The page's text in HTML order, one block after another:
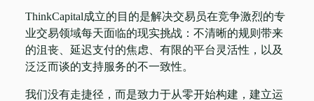
ThinkCapital成立的目的是解决交易员在竞争激烈的专
业交易领域每天面临的现实挑战：不清晰的规则带来
的沮丧、延迟支付的焦虑、有限的平台灵活性，以及
泛泛而谈的支持服务的不一致性。
我们没有走捷径，而是致力于从零开始构建，建立运